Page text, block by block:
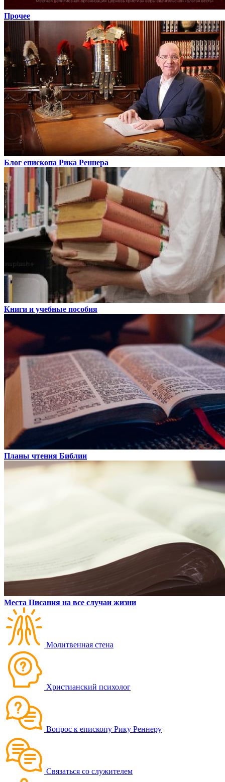
Прочее
Блог епископа Рика Реннера
Книги и учебные пособия
Планы чтения Библии
Места Писания на все случаи жизни
Молитвенная стена
Христианский психолог
Вопрос к епископу Рику Реннеру
Связаться со служителем